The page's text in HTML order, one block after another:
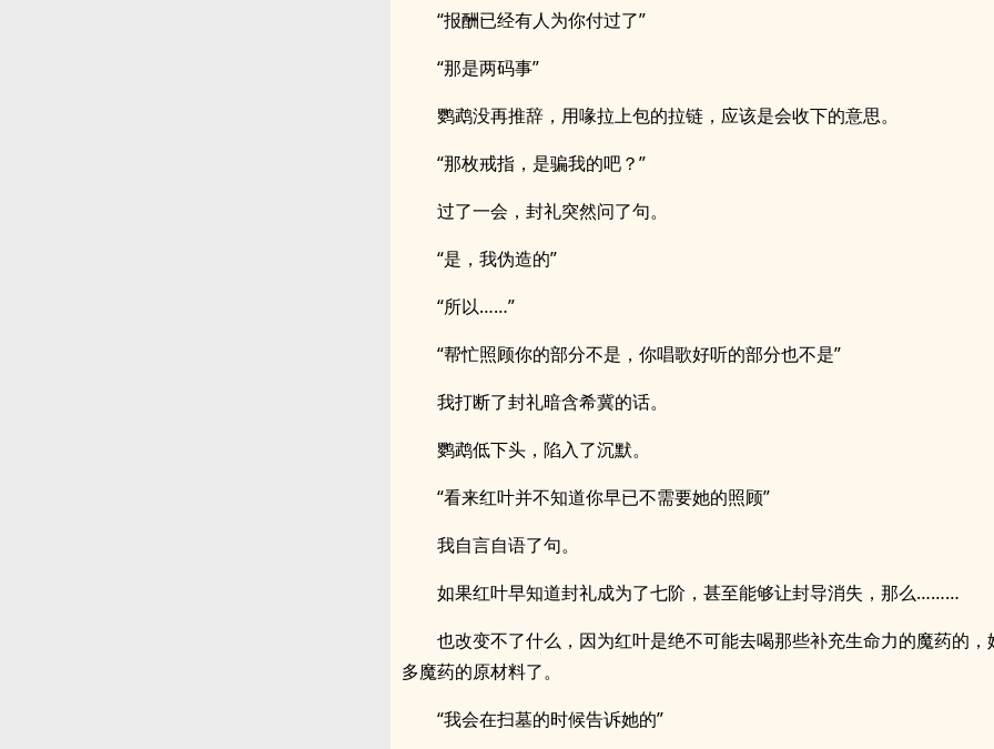
“报酬已经有人为你付过了”
“那是两码事”
鹦鹉没再推辞，用喙拉上包的拉链，应该是会收下的意思。
“那枚戒指，是骗我的吧？”
过了一会，封礼突然问了句。
“是，我伪造的”
“所以……”
“帮忙照顾你的部分不是，你唱歌好听的部分也不是”
我打断了封礼暗含希冀的话。
鹦鹉低下头，陷入了沉默。
“看来红叶并不知道你早已不需要她的照顾”
我自言自语了句。
如果红叶早知道封礼成为了七阶，甚至能够让封导消失，那么………
也改变不了什么，因为红叶是绝不可能去喝那些补充生命力的魔药的，
多魔药的原材料了。
“我会在扫墓的时候告诉她的”